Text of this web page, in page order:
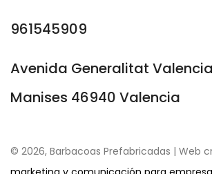
961545909
Avenida Generalitat
Manises 46940 Valencia
© 2026, Barbacoas Prefabricadas | Web